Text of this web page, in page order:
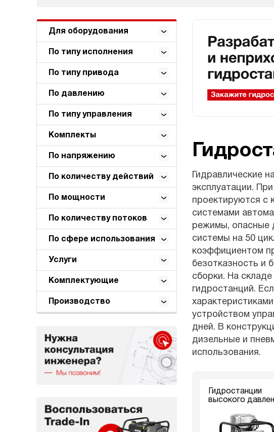
Для оборудования
По типу исполнения
По типу привода
По давлению
По типу управления
Комплекты
По напряжению
По количеству действий
По мощности
По количеству потоков
По сфере использования
Услуги
Комплектующие
Производство
Гидравлические
эксплуатации.
проектируются с
системами
режимы, опасные
системы на 50
коэффициентом
безотказность и
сборки. На
гидростанций.
устройством
дней. В
дизельные и
использования.
Гидростанции
высокого